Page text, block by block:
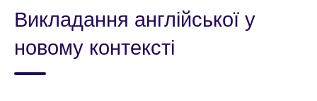
language
Викладання англійської у
новому контексті